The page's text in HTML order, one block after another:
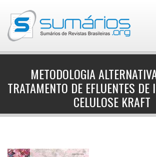
METODOLOGIA
TRATAMENTO DE EFLUENTES
CELULOSE KRAFT